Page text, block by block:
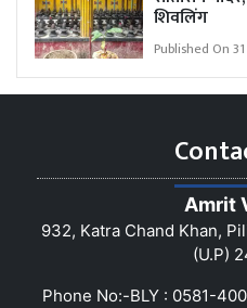
शिवलिंग
Published On
Amrit
932, Katra Chand Khan,
(U.P)
Phone No:-BLY : 0581-